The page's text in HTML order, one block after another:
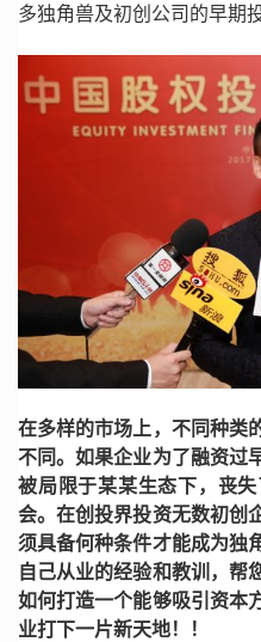
多独角兽及初创公司的早期投
在多样的市场上，不同种类
不同。如果企业为了融资过
被局限于某某生态下，丧
会。在创投界投资无数初创
须具备何种条件才能成为独
自己从业的经验和教训，帮
如何打造一个能够吸引资本
业打下一片新天地！！